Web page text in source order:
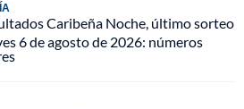
Caribeña Noche, último sorteo
6 de agosto de 2026: números